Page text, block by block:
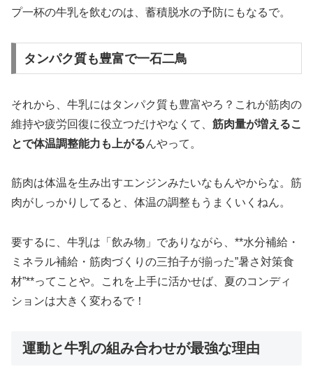
プ一杯の牛乳を飲むのは、蓄積脱水の予防にもなるで。
タンパク質も豊富で一石二鳥
それから、牛乳にはタンパク質も豊富やろ？これが筋肉の
維持や疲労回復に役立つだけやなくて、 筋肉量が増えるこ
とで体温調整能力も上がるんやって。
筋肉は体温を生み出すエンジンみたいなもんやからな。筋
肉がしっかりしてると、体温の調整もうまくいくねん。
要するに、牛乳は「飲み物」でありながら、**水分補給・
ミネラル補給・筋肉づくりの三拍子が揃った”暑さ対策食
材”**ってことや。これを上手に活かせば、夏のコンディ
ションは大きく変わるで！
運動と牛乳の組み合わせが最強な理由